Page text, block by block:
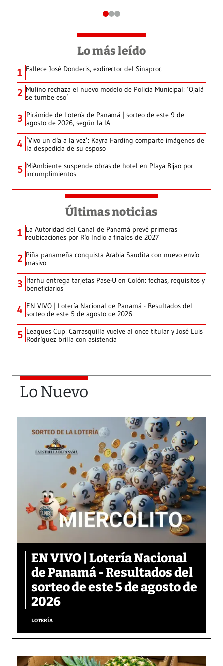
Lo más leído
1 Fallece José Donderis, exdirector del Sinaproc
2 Mulino rechaza el nuevo modelo de Policía Municipal: ‘Ojalá
se tumbe eso’
3 Pirámide de Lotería de Panamá | sorteo de este 9 de
agosto de 2026, según la IA
4 ‘Vivo un día a la vez’: Kayra Harding comparte imágenes de
la despedida de su esposo
5 MiAmbiente suspende obras de hotel en Playa Bijao por
incumplimientos
Últimas noticias
1 La Autoridad del Canal de Panamá prevé primeras
reubicaciones por Río Indio a finales de 2027
2 Piña panameña conquista Arabia Saudita con nuevo envío
masivo
3 Ifarhu entrega tarjetas Pase-U en Colón: fechas, requisitos y
beneficiarios
4 EN VIVO | Lotería Nacional de Panamá - Resultados del
sorteo de este 5 de agosto de 2026
5 Leagues Cup: Carrasquilla vuelve al once titular y José Luis
Rodríguez brilla con asistencia
Lo Nuevo
EN VIVO | Lotería Nacional
de Panamá - Resultados del
sorteo de este 5 de agosto de
2026
LOTERÍA